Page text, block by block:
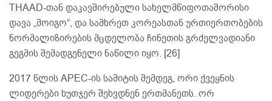
THAAD-თან დაკავშირებული სახელმწიფოთაშორისი
დავა „მოიგო“, და სამხრეთ კორეასთან ურთიერთობების
ნორმალიზირების მცდელობა ჩინეთის გრძელვადიანი
გეგმის შემადგენელი ნაწილი იყო. [26]
2017 წლის APEC-ის სამიტის შემდეგ, ორი ქვეყნის
ლიდერები ხუთჯერ შეხვდნენ ერთმანეთს. ორ